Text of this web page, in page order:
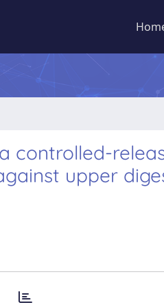
controlled-
upper